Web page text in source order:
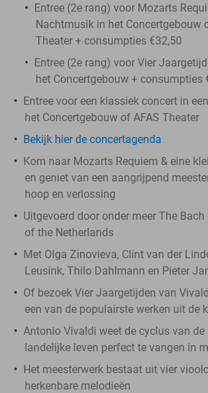
Entree (2e rang) voor Mozarts
Nachtmusik in het Concertgebouw
Theater + consumpties €32,50
Entree (2e rang) voor Vier
het Concertgebouw + consumpties
Entree voor een klassiek concert in
het Concertgebouw of AFAS Theater
Bekijk hier de concertagenda
Kom naar Mozarts Requiem & eine
en geniet van een aangrijpend
hoop en verlossing
Uitgevoerd door onder meer The Bach
of the Netherlands
Met Olga Zinovieva, Clint van der
Leusink, Thilo Dahlmann en Pieter
Of bezoek Vier Jaargetijden van
een van de populairste werken uit de
Antonio Vivaldi weet de cyclus van de
landelijke leven perfect te vangen in
Het meesterwerk bestaat uit vier
herkenbare melodieën